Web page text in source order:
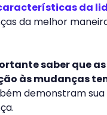
da
da melhor
saber que
às mudanças
demonstram